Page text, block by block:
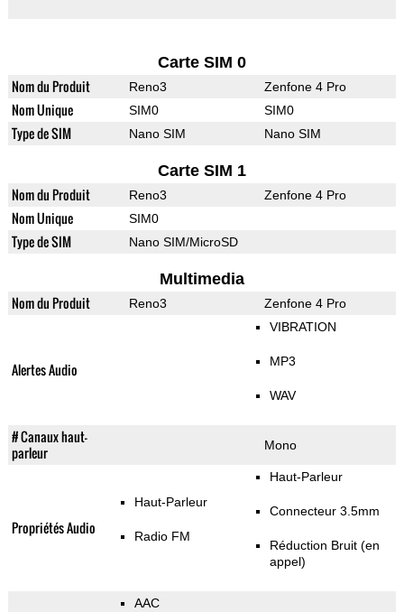
Carte SIM 0
Nom du Produit Reno3 Zenfone 4 Pro
Nom Unique SIM0 SIM0
Type de SIM Nano SIM Nano SIM
Carte SIM 1
Nom du Produit Reno3 Zenfone 4 Pro
Nom Unique SIM0
Type de SIM Nano SIM/MicroSD
Multimedia
Nom du Produit Reno3 Zenfone 4 Pro
Alertes Audio
VIBRATION
MP3
WAV
# Canaux haut-
parleur
Mono
Propriétés Audio
Haut-Parleur
Radio FM
Haut-Parleur
Connecteur 3.5mm
Réduction Bruit (en
appel)
AAC